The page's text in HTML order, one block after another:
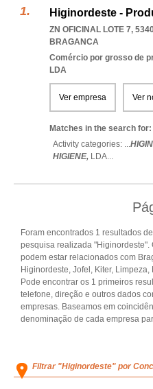
Higinordeste -
ZN OFICINAL LOTE 7,
BRAGANCA
Comércio por grosso de
LDA
Ver empresa Ver
Matches in the search for:
Activity categories: ...
HIGIENE, LDA...
Foram encontrados 1 resultados
pesquisa realizada "Higinordeste".
podem estar relacionados com
Higinordeste, Jofel, Kiter,
Pode encontrar os 1 primeiros
telefone, direção e outros dados
empresas. Baseamos em
denominação de cada empresa
Filtrar "Higinordeste" por